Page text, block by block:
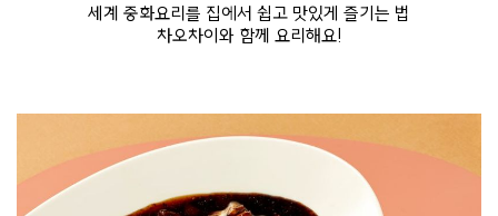
세계 중화요리를 집에서 쉽고 맛있게 즐기는 법
차오차이와 함께 요리해요!